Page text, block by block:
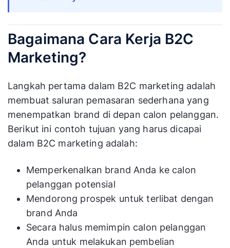
Bagaimana Cara Kerja B2C
Marketing?
Langkah pertama dalam B2C marketing adalah
membuat saluran pemasaran sederhana yang
menempatkan brand di depan calon pelanggan.
Berikut ini contoh tujuan yang harus dicapai
dalam B2C marketing adalah:
Memperkenalkan brand Anda ke calon
pelanggan potensial
Mendorong prospek untuk terlibat dengan
brand Anda
Secara halus memimpin calon pelanggan
Anda untuk melakukan pembelian